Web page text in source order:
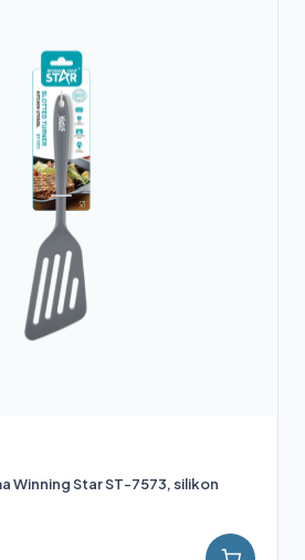
Winning Star ST-7573, silikon